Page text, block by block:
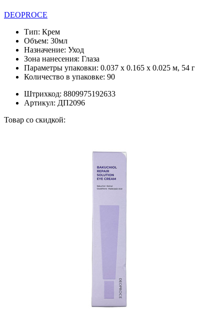
DEOPROCE
Тип: Крем
Объем: 30мл
Назначение: Уход
Зона нанесения: Глаза
Параметры упаковки: 0.037 x 0.165 x 0.025 м, 54 г
Количество в упаковке: 90
Штрихкод: 8809975192633
Артикул: ДП2096
Товар со скидкой: